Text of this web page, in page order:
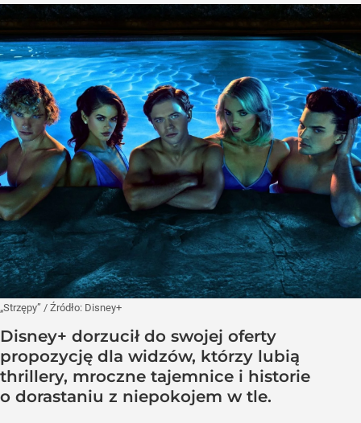
„Strzępy” / Źródło: Disney+
Disney+ dorzucił do swojej oferty
propozycję dla widzów, którzy lubią
thrillery, mroczne tajemnice i historie
o dorastaniu z niepokojem w tle.